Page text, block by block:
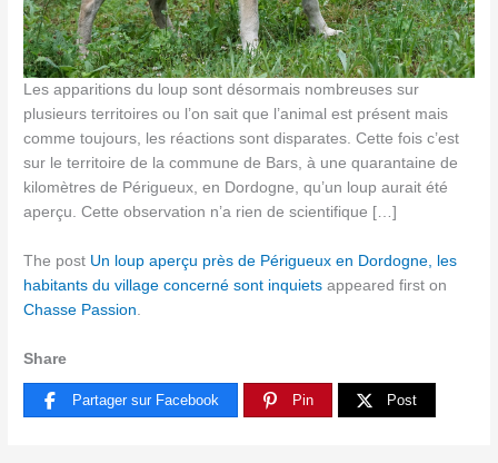
Les apparitions du loup sont désormais nombreuses sur
plusieurs territoires ou l’on sait que l’animal est présent mais
comme toujours, les réactions sont disparates. Cette fois c’est
sur le territoire de la commune de Bars, à une quarantaine de
kilomètres de Périgueux, en Dordogne, qu’un loup aurait été
aperçu. Cette observation n’a rien de scientifique […]
The post Un loup aperçu près de Périgueux en Dordogne, les
habitants du village concerné sont inquiets appeared first on
Chasse Passion.
Share
Partager sur Facebook Pin Post